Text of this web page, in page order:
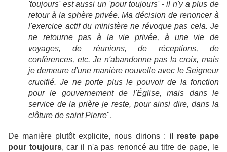
'toujours' est aussi un 'pour toujours' - il n'y a plus de
retour à la sphère privée. Ma décision de renoncer à
l'exercice actif du ministère ne révoque pas cela. Je
ne retourne pas à la vie privée, à une vie de
voyages, de réunions, de réceptions, de
conférences, etc. Je n'abandonne pas la croix, mais
je demeure d'une manière nouvelle avec le Seigneur
crucifié. Je ne porte plus le pouvoir de la fonction
pour le gouvernement de l'Église, mais dans le
service de la prière je reste, pour ainsi dire, dans la
clôture de saint Pierre".
De manière plutôt explicite, nous dirions : il reste pape
pour toujours, car il n'a pas renoncé au titre de pape, le